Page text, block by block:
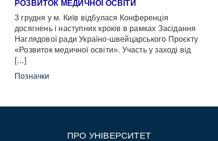
РОЗВИТОК МЕДИЧНОЇ ОСВІТИ
3 грудня у м. Київ відбулася Конференція
досягнень і наступних кроків в рамках Засідання
Наглядової ради Україно-швейцарського Проєкту
«Розвиток медичної освіти». Участь у заході від
[…]
Позначки
ПРО УНІВЕРСИТЕТ